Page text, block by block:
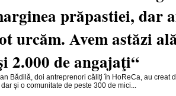
prăpastiei, dar
urcăm. Avem astăzi
2.000 de angajaţi“
Bădilă, doi antreprenori căliţi în HoReCa, au creat
şi o comunitate de peste 300 de mici...